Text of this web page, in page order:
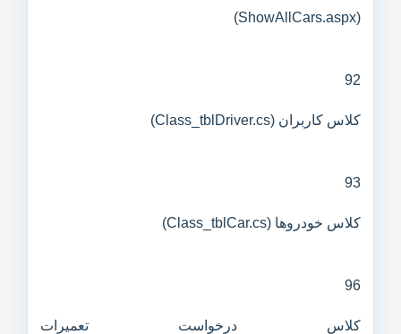
(ShowAllCars.aspx)
92
کلاس کاربران (Class_tblDriver.cs)
93
کلاس خودروها (Class_tblCar.cs)
96
کلاس درخواست تعمیرات